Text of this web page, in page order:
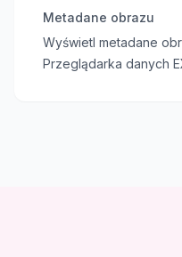
Metadane obrazu
Wyświetl metadane
Przeglądarka danych